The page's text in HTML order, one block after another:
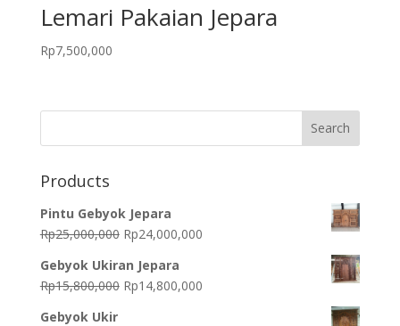
Lemari Pakaian Jepara
Rp7,500,000
Products
Pintu Gebyok Jepara
Rp25,000,000 Original
was:
Rp25,000,000.
Rp24,000,000Current
Rp24,000,000.
Gebyok Ukiran Jepara
Rp15,800,000 Original
Rp14,800,000Current
Gebyok Ukir